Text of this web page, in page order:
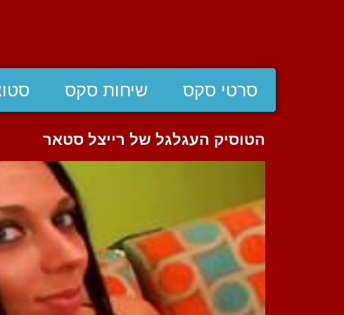
סרטי סקס שיחות סקס
הטוסיק העגלגל של רייצל סטאר